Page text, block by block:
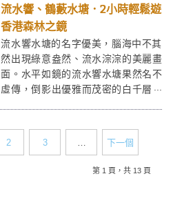
瓶頂，最後下山回青馬大橋收費站。
其實在花瓶頂上也有另一條路線可以
往欣澳，但難度較高。
流水響、鶴藪水塘．2小時輕鬆遊
香港森林之鏡
流水響水塘的名字優美，腦海中不其
然出現綠意盎然、流水淙淙的美麗畫
面。水平如鏡的流水響水塘果然名不
虛傳，倒影出優雅而茂密的白千層，
坳山山頂，俯瞰上水、粉嶺一帶，人
在高處豁然舒暢。旅程最後以鶴藪水
2 3 … 下一個
第 1 頁，共 13 頁